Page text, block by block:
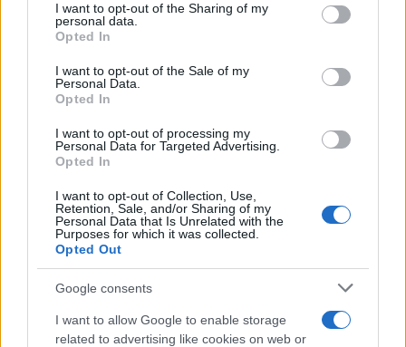
not limited to your visit or usage behaviour. You may click to
grant or deny consent to Google and its third-party tags to
use your data for below specified purposes in below Google
consent section.
I want to opt-out of the Sharing of my
personal data.
Opted In
I want to opt-out of the Sale of my
Personal Data.
Opted In
I want to opt-out of processing my
Personal Data for Targeted Advertising.
Opted In
I want to opt-out of Collection, Use,
Retention, Sale, and/or Sharing of my
Personal Data that Is Unrelated with the
Purposes for which it was collected.
Opted Out
Google consents
I want to allow Google to enable storage
related to advertising like cookies on web or
politieke affaires waarin onjuiste titelvoeringen
leidden tot snelle aftredingen. In deze zaak werd
door commentatoren gewezen op de gevoeligheid
rond geloofwaardigheid en transparantie bij
gaat om financiële of bestuurlijke portefeuilles.
Partijen en formateurs voelen doorgaans weinig
ruimte voor tegenstrijdige of onduidelijke informatie
gedurende de afronding van een
kabinetssamenstelling.
Wat dit betekent voor de formatie en
vervolgstappen